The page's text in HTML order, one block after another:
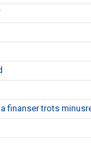
finanser trots